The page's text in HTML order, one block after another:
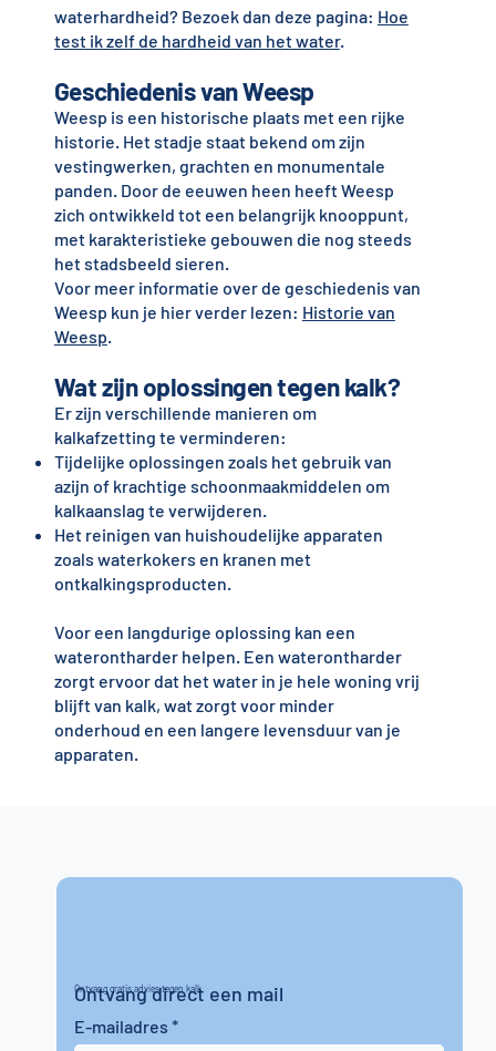
waterhardheid? Bezoek dan deze pagina: Hoe
test ik zelf de hardheid van het water.
Geschiedenis van Weesp
Weesp is een historische plaats met een rijke
historie. Het stadje staat bekend om zijn
vestingwerken, grachten en monumentale
panden. Door de eeuwen heen heeft Weesp
zich ontwikkeld tot een belangrijk knooppunt,
met karakteristieke gebouwen die nog steeds
het stadsbeeld sieren.
Voor meer informatie over de geschiedenis van
Weesp kun je hier verder lezen: Historie van
Weesp.
Wat zijn oplossingen tegen kalk?
Er zijn verschillende manieren om
kalkafzetting te verminderen:
Tijdelijke oplossingen zoals het gebruik van
azijn of krachtige schoonmaakmiddelen om
kalkaanslag te verwijderen.
Het reinigen van huishoudelijke apparaten
zoals waterkokers en kranen met
ontkalkingsproducten.
Voor een langdurige oplossing kan een
waterontharder helpen. Een waterontharder
zorgt ervoor dat het water in je hele woning vrij
blijft van kalk, wat zorgt voor minder
onderhoud en een langere levensduur van je
apparaten.
Ontvang gratis advies tegen kalk
Ontvang direct een mail
E-mailadres